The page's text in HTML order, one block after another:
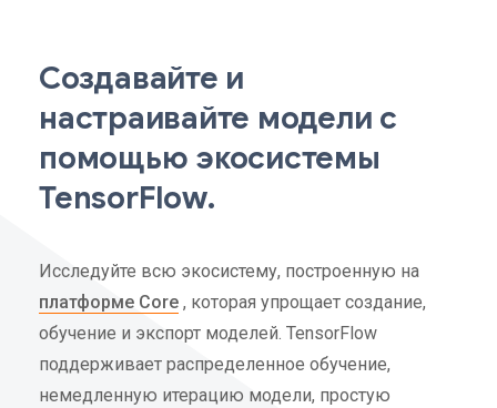
Создавайте и
настраивайте модели с
помощью экосистемы
TensorFlow.
Исследуйте всю экосистему, построенную на
платформе Core , которая упрощает создание,
обучение и экспорт моделей. TensorFlow
поддерживает распределенное обучение,
немедленную итерацию модели, простую